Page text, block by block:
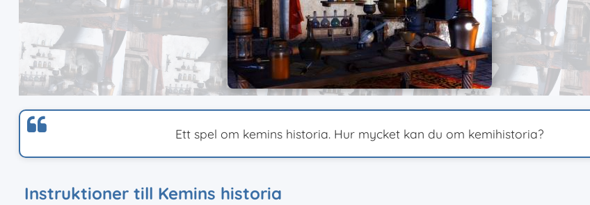
Ett spel om kemins historia. Hur mycket kan du om kemihistoria?
Instruktioner till Kemins historia